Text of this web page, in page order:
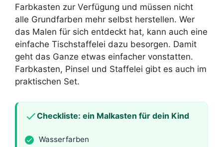
Farbkasten zur Verfügung und müssen nicht
alle Grundfarben mehr selbst herstellen. Wer
das Malen für sich entdeckt hat, kann auch eine
einfache Tischstaffelei dazu besorgen. Damit
geht das Ganze etwas einfacher vonstatten.
Farbkasten, Pinsel und Staffelei gibt es auch im
praktischen Set.
Checkliste: ein Malkasten für dein Kind
Wasserfarben